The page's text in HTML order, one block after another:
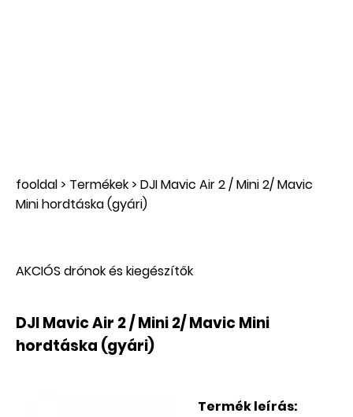
fooldal> Termékek> DJI Mavic Air 2 / Mini 2/ Mavic
Mini hordtáska (gyári)
AKCIÓS drónok és kiegészítők
DJI Mavic Air 2 / Mini 2/ Mavic Mini
hordtáska (gyári)
Termék leírás: